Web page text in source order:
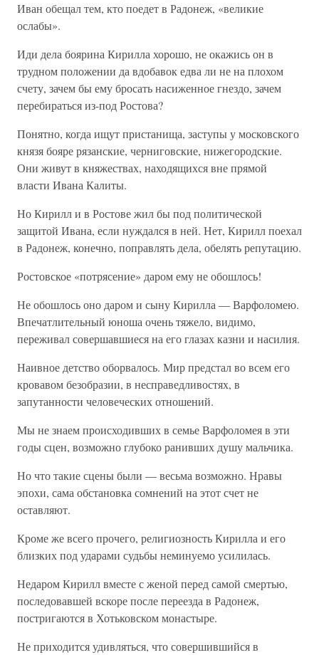
Иван обещал тем, кто поедет в Радонеж, «великие
ослабы».
Иди дела боярина Кирилла хорошо, не окажись он в
трудном положении да вдобавок едва ли не на плохом
счету, зачем бы ему бросать насиженное гнездо, зачем
перебираться из-под Ростова?
Понятно, когда ищут пристанища, заступы у московского
князя бояре рязанские, черниговские, нижегородские.
Они живут в княжествах, находящихся вне прямой
власти Ивана Калиты.
Но Кирилл и в Ростове жил бы под политической
защитой Ивана, если нуждался в ней. Нет, Кирилл поехал
в Радонеж, конечно, поправлять дела, обелять репутацию.
Ростовское «потрясение» даром ему не обошлось!
Не обошлось оно даром и сыну Кирилла — Варфоломею.
Впечатлительный юноша очень тяжело, видимо,
переживал совершавшиеся на его глазах казни и насилия.
Наивное детство оборвалось. Мир предстал во всем его
кровавом безобразии, в несправедливостях, в
запутанности человеческих отношений.
Мы не знаем происходивших в семье Варфоломея в эти
годы сцен, возможно глубоко ранивших душу мальчика.
Но что такие сцены были — весьма возможно. Нравы
эпохи, сама обстановка сомнений на этот счет не
оставляют.
Кроме же всего прочего, религиозность Кирилла и его
близких под ударами судьбы неминуемо усилилась.
Недаром Кирилл вместе с женой перед самой смертью,
последовавшей вскоре после переезда в Радонеж,
постригаются в Хотьковском монастыре.
Не приходится удивляться, что совершившийся в